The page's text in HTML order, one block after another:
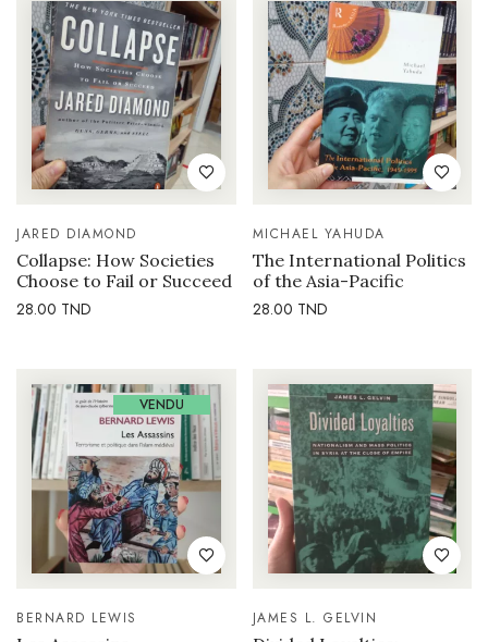
JARED DIAMOND
Collapse: How Societies
Choose to Fail or Succeed
28.00 TND
MICHAEL YAHUDA
The International Politics
of the Asia-Pacific
28.00 TND
VENDU
BERNARD LEWIS JAMES L. GELVIN